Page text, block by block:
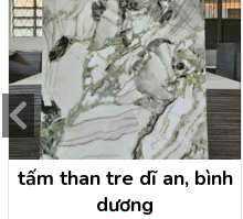
tấm than tre dĩ an, bình
dương